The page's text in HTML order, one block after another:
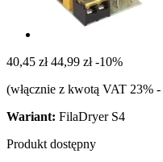
40,45 zł 44,99 zł -10%
(włącznie z kwotą VAT 23% -
Wariant: FilaDryer S4
Produkt dostępny